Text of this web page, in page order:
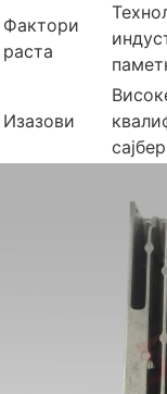
Фактори
раста
Изазови